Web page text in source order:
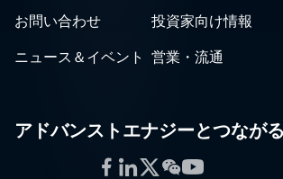
お問い合わせ 投資家向け情報
ニュース＆イベント 営業・流通
アドバンストエナジーとつながる
Facebook
LinkedIn
Twitter
WeChat
YouTube